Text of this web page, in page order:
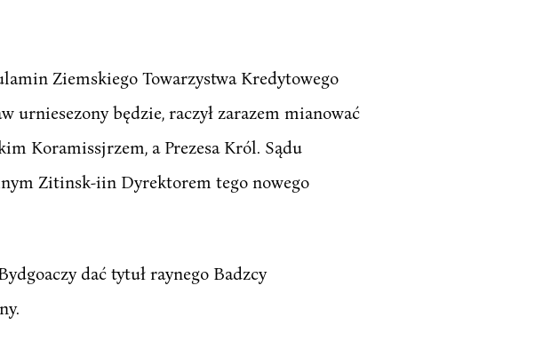
Ziemskiego Towarzystwa Kredytowego
urniesezony będzie, raczył zarazem mianować
Koramissjrzem, a Prezesa Król. Sądu
Zitinsk-iin Dyrektorem tego nowego
dać tytuł raynego Badzcy